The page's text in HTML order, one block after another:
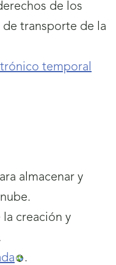
de los
transporte de la
temporal
almacenar y
creación y
.